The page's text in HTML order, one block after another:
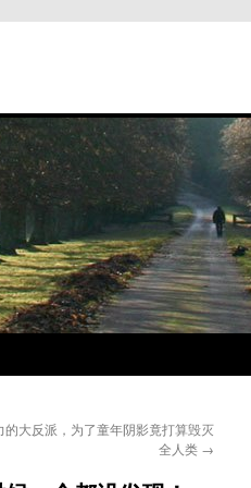
大反派，为了童年阴影竟打算毁灭
全人类 →